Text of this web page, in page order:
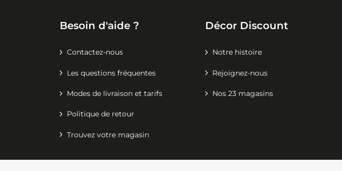
Besoin d'aide ?
Contactez-nous
Les questions fréquentes
Modes de livraison et tarifs
Politique de retour
Trouvez votre magasin
Décor Discount
Notre histoire
Rejoignez-nous
Nos 23 magasins